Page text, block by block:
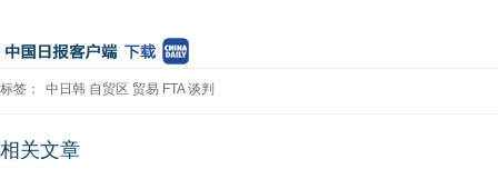
标签： 中日韩 自贸区 贸易 FTA 谈判
相关文章